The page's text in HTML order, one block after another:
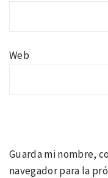
Web
Guarda mi nombre,
navegador para la